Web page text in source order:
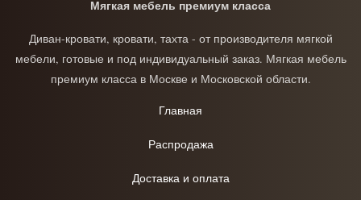
Мягкая мебель премиум класса
Диван-кровати, кровати, тахта - от производителя мягкой
мебели, готовые и под индивидуальный заказ. Мягкая мебель
премиум класса в Москве и Московской области.
Главная
Распродажа
Доставка и оплата